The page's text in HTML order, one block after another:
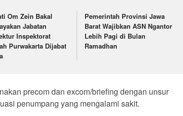
Om Zein Bakal
Jabatan
Inspektorat
Purwakarta Dijabat
Pemerintah Provinsi Jawa
Barat Wajibkan ASN Ngantor
Lebih Pagi di Bulan
Ramadhan
precom dan excom/briefing dengan unsur
penumpang yang mengalami sakit.